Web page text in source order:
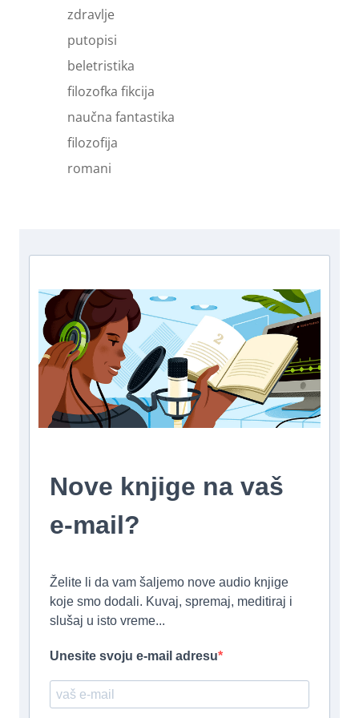
zdravlje
putopisi
beletristika
filozofka fikcija
naučna fantastika
filozofija
romani
Nove knjige na vaš
e-mail?
Želite li da vam šaljemo nove audio knjige
koje smo dodali. Kuvaj, spremaj, meditiraj i
slušaj u isto vreme...
Unesite svoju e-mail adresu